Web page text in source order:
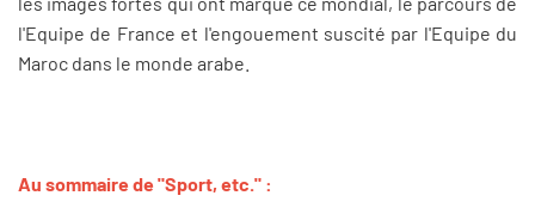
l'Equipe de France et l'engouement suscité par l'Equipe du
Maroc dans le monde arabe.
Au sommaire de "Sport, etc." :